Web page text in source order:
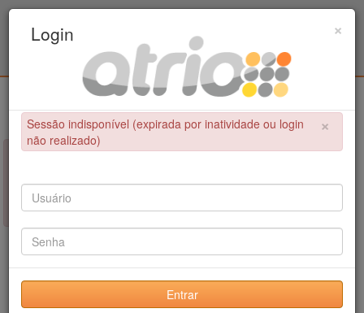
Educação Física / UPE - UFPB
×
NÃO FOI POSSÍVEL CONCLUIR A OPERAÇÃO
Sessão indisponível (expirada por inatividade ou login não
realizado)
×
Login
×
Sessão indisponível (expirada por inatividade ou login
não realizado)
Entrar